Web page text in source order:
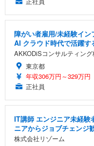
障がい者雇用/未経験イ
AI クラウド時代で活躍
AKKODiSコンサルティン
東京都
年収306万円～329万円
正社員
IT講師 エンジニア未経験
ニアからジョブチェンジ
株式会社リゾーム